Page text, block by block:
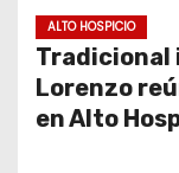
ALTO HOSPICIO
Tradicional
Lorenzo
en Alto